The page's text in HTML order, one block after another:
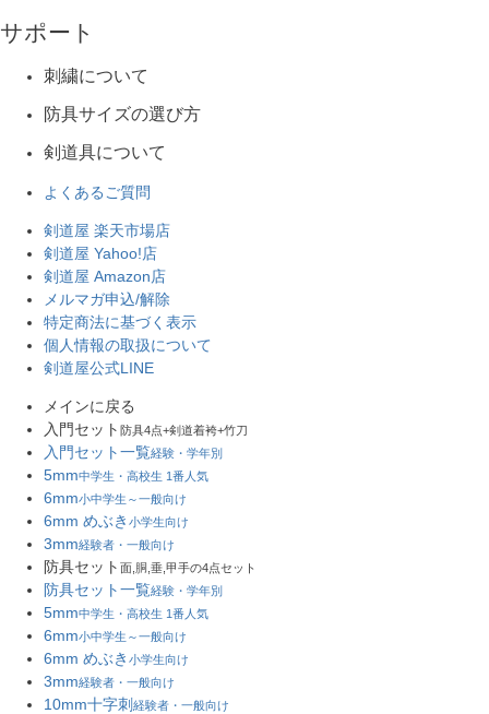
サポート
刺繍について
防具サイズの選び方
剣道具について
よくあるご質問
剣道屋 楽天市場店
剣道屋 Yahoo!店
剣道屋 Amazon店
メルマガ申込/解除
特定商法に基づく表示
個人情報の取扱について
剣道屋公式LINE
メインに戻る
入門セット 防具4点+剣道着袴+竹刀
入門セット一覧経験・学年別
5mm中学生・高校生 1番人気
6mm小中学生～一般向け
6mm めぶき 小学生向け
3mm経験者・一般向け
防具セット 面,胴,垂,甲手の4点セット
防具セット一覧経験・学年別
5mm中学生・高校生 1番人気
6mm小中学生～一般向け
6mm めぶき 小学生向け
3mm経験者・一般向け
10mm十字刺 経験者・一般向け